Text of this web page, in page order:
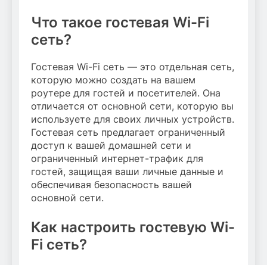
Что такое гостевая Wi-Fi
сеть?
Гостевая Wi-Fi сеть — это отдельная сеть,
которую можно создать на вашем
роутере для гостей и посетителей. Она
отличается от основной сети, которую вы
используете для своих личных устройств.
Гостевая сеть предлагает ограниченный
доступ к вашей домашней сети и
ограниченный интернет-трафик для
гостей, защищая ваши личные данные и
обеспечивая безопасность вашей
основной сети.
Как настроить гостевую Wi-
Fi сеть?